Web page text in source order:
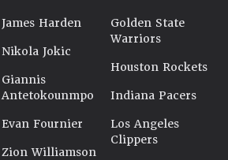
James Harden
Nikola Jokic
Giannis
Antetokounmpo
Evan Fournier
Zion Williamson
Golden State
Warriors
Houston Rockets
Indiana Pacers
Los Angeles
Clippers